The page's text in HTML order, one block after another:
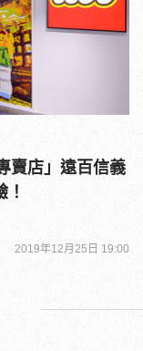
賣店」遠百信義
2019年12月25日 19:00